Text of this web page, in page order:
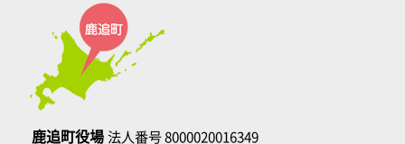
鹿追町役場法人番号 8000020016349